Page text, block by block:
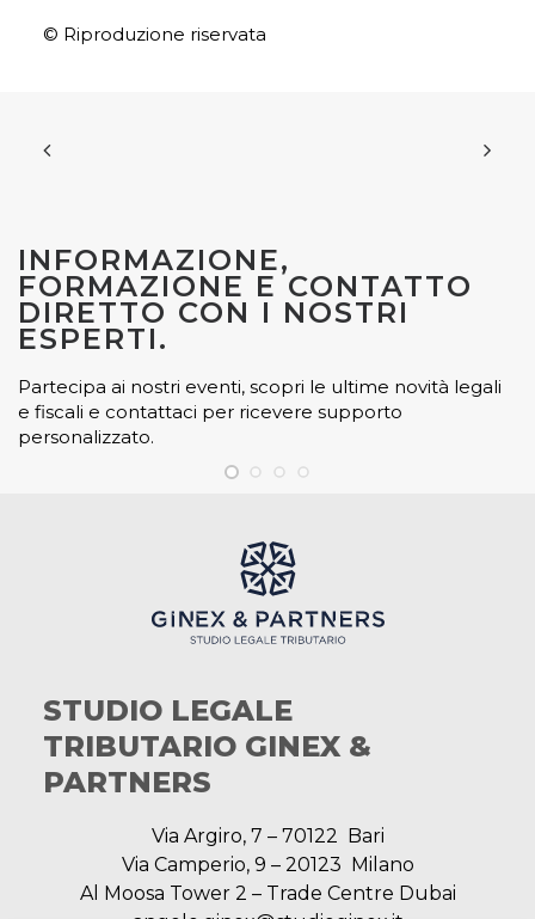
© Riproduzione riservata
INFORMAZIONE,
FORMAZIONE E CONTATTO
DIRETTO CON I NOSTRI
ESPERTI.
Partecipa ai nostri eventi, scopri le ultime novità legali
e fiscali e contattaci per ricevere supporto
personalizzato.
STUDIO LEGALE
TRIBUTARIO GINEX &
PARTNERS
Via Argiro, 7 – 70122 Bari
Via Camperio, 9 – 20123 Milano
Al Moosa Tower 2 – Trade Centre Dubai